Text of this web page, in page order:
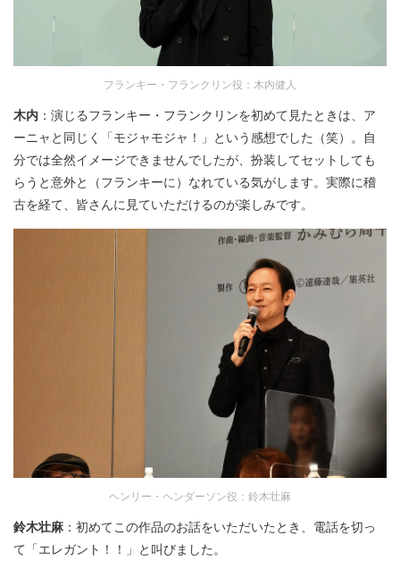
フランキー・フランクリン役：木内健人
木内 ：演じるフランキー・フランクリンを初めて見たときは、ア
ーニャと同じく「モジャモジャ！」という感想でした（笑）。自
分では全然イメージできませんでしたが、扮装してセットしても
らうと意外と（フランキーに）なれている気がします。実際に稽
古を経て、皆さんに見ていただけるのが楽しみです。
ヘンリー・ヘンダーソン役：鈴木壮麻
鈴木壮麻 ：初めてこの作品のお話をいただいたとき、電話を切っ
て「エレガント！！」と叫びました。